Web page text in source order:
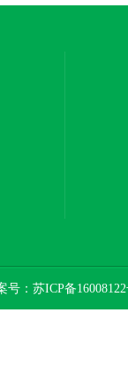
号： 苏ICP备